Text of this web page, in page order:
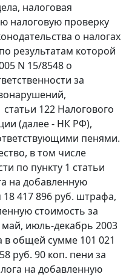
налоговая
налоговую проверку
о налогах
результатам которой
N 15/8548 о
за
статьи 122 Налогового
(далее - НК РФ),
пенями.
в том числе
по пункту 1 статьи
на добавленную
417 896 руб. штрафа,
стоимость за
май, июль-декабрь 2003
в общей сумме 101 021
руб. 90 коп. пени за
на добавленную